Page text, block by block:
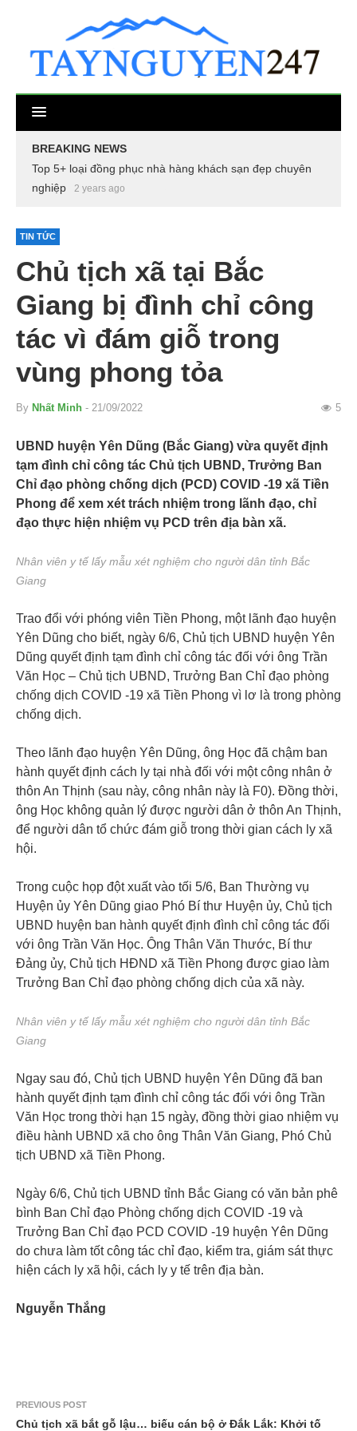
BREAKING NEWS
Top 5+ loại đồng phục nhà hàng khách sạn đẹp chuyên
nghiệp
2 years ago
TIN TỨC
Chủ tịch xã tại Bắc
Giang bị đình chỉ công
tác vì đám giỗ trong
vùng phong tỏa
By Nhất Minh - 21/09/2022 5
UBND huyện Yên Dũng (Bắc Giang) vừa quyết định
tạm đình chỉ công tác Chủ tịch UBND, Trưởng Ban
Chỉ đạo phòng chống dịch (PCD) COVID -19 xã Tiền
Phong để xem xét trách nhiệm trong lãnh đạo, chỉ
đạo thực hiện nhiệm vụ PCD trên địa bàn xã.
Nhân viên y tế lấy mẫu xét nghiệm cho người dân tỉnh Bắc
Giang
Trao đổi với phóng viên Tiền Phong, một lãnh đạo huyện
Yên Dũng cho biết, ngày 6/6, Chủ tịch UBND huyện Yên
Dũng quyết định tạm đình chỉ công tác đối với ông Trần
Văn Học – Chủ tịch UBND, Trưởng Ban Chỉ đạo phòng
chống dịch COVID -19 xã Tiền Phong vì lơ là trong phòng
chống dịch.
Theo lãnh đạo huyện Yên Dũng, ông Học đã chậm ban
hành quyết định cách ly tại nhà đối với một công nhân ở
thôn An Thịnh (sau này, công nhân này là F0). Đồng thời,
ông Học không quản lý được người dân ở thôn An Thịnh,
để người dân tổ chức đám giỗ trong thời gian cách ly xã
hội.
Trong cuộc họp đột xuất vào tối 5/6, Ban Thường vụ
Huyện ủy Yên Dũng giao Phó Bí thư Huyện ủy, Chủ tịch
UBND huyện ban hành quyết định đình chỉ công tác đối
với ông Trần Văn Học. Ông Thân Văn Thước, Bí thư
Đảng ủy, Chủ tịch HĐND xã Tiền Phong được giao làm
Trưởng Ban Chỉ đạo phòng chống dịch của xã này.
Nhân viên y tế lấy mẫu xét nghiệm cho người dân tỉnh Bắc
Giang
Ngay sau đó, Chủ tịch UBND huyện Yên Dũng đã ban
hành quyết định tạm đình chỉ công tác đối với ông Trần
Văn Học trong thời hạn 15 ngày, đồng thời giao nhiệm vụ
điều hành UBND xã cho ông Thân Văn Giang, Phó Chủ
tịch UBND xã Tiền Phong.
Ngày 6/6, Chủ tịch UBND tỉnh Bắc Giang có văn bản phê
bình Ban Chỉ đạo Phòng chống dịch COVID -19 và
Trưởng Ban Chỉ đạo PCD COVID -19 huyện Yên Dũng
do chưa làm tốt công tác chỉ đạo, kiểm tra, giám sát thực
hiện cách ly xã hội, cách ly y tế trên địa bàn.
Nguyễn Thắng
PREVIOUS POST
Chủ tịch xã bắt gỗ lậu… biếu cán bộ ở Đắk Lắk: Khởi tố